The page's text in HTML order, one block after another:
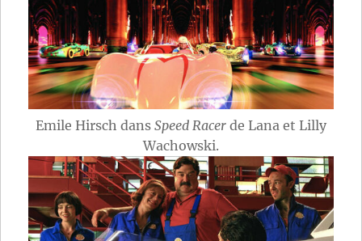
Emile Hirsch dans Speed Racer de Lana et Lilly
Wachowski.